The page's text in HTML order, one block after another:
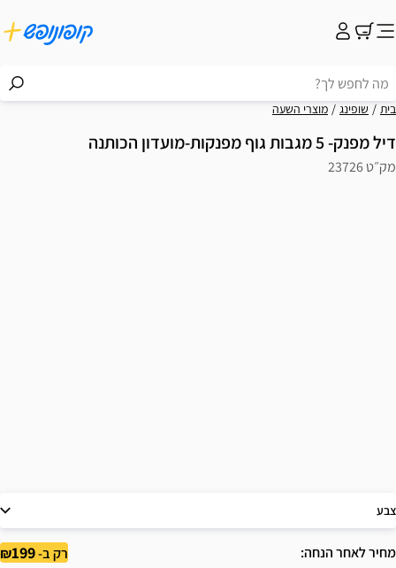
בית שופינג מוצרי השעה
דיל מפנק- 5 מגבות גוף מפנקות-מועדון הכותנה
מק״ט 23726
צבע
מחיר לאחר הנחה רק ב-199